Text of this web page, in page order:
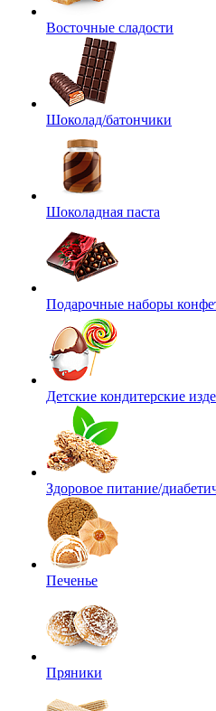
Восточные сладости
Шоколад/батончики
Шоколадная паста
Подарочные наборы
Детские кондитерские
Здоровое питание/
Печенье
Пряники